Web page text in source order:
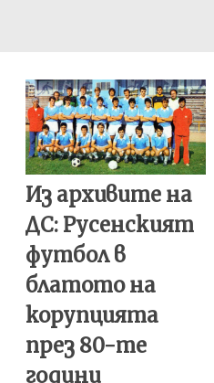
Из архивите на
ДС: Русенският
футбол в
блатото на
корупцията
през 80-те
години